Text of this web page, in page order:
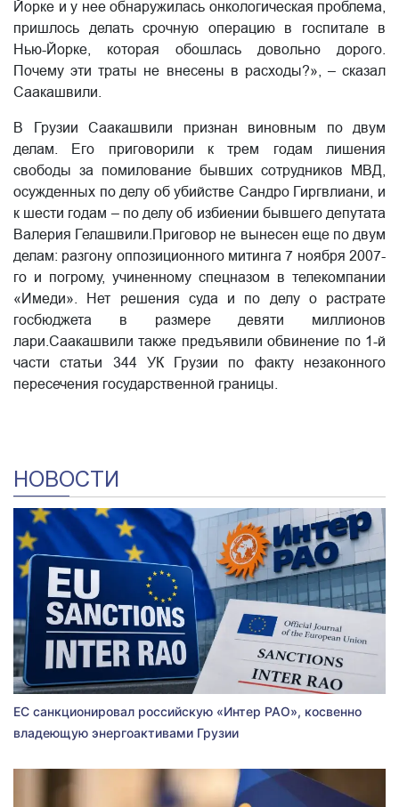
Йорке и у нее обнаружилась онкологическая проблема,
пришлось делать срочную операцию в госпитале в
Нью-Йорке, которая обошлась довольно дорого.
Почему эти траты не внесены в расходы?», – сказал
Саакашвили.
В Грузии Саакашвили признан виновным по двум
делам. Его приговорили к трем годам лишения
свободы за помилование бывших сотрудников МВД,
осужденных по делу об убийстве Сандро Гиргвлиани, и
к шести годам – по делу об избиении бывшего депутата
Валерия Гелашвили.Приговор не вынесен еще по двум
делам: разгону оппозиционного митинга 7 ноября 2007-
го и погрому, учиненному спецназом в телекомпании
«Имеди». Нет решения суда и по делу о растрате
госбюджета в размере девяти миллионов
лари.Саакашвили также предъявили обвинение по 1-й
части статьи 344 УК Грузии по факту незаконного
пересечения государственной границы. ​
НОВОСТИ
ЕС санкционировал российскую «Интер РАО», косвенно
владеющую энергоактивами Грузии